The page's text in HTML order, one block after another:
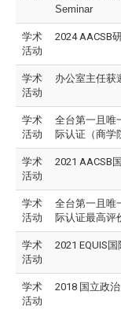
Seminar
学术
活动
2024 AACSB
学术
活动
办公室主任获
学术
活动
全台第一且唯
际认证（商学
学术
活动
2021 AACSB
学术
活动
全台第一且唯
际认证最高评
学术
活动
2021 EQUIS
学术
活动
2018 国立政